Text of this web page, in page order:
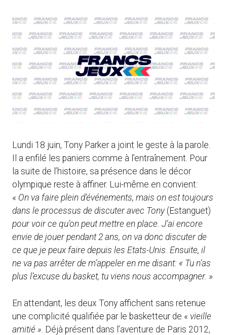
Lundi 18 juin, Tony Parker a joint le geste à la parole.
Il a enfilé les paniers comme à l’entraînement. Pour
la suite de l’histoire, sa présence dans le décor
olympique reste à affiner. Lui-même en convient:
« On va faire plein d’événements, mais on est toujours
dans le processus de discuter avec Tony(Estanguet)
pour voir ce qu’on peut mettre en place. J’ai encore
envie de jouer pendant 2 ans, on va donc discuter de
ce que je peux faire depuis les Etats-Unis. Ensuite, il
ne va pas arrêter de m’appeler en me disant: « Tu n’as
plus l’excuse du basket, tu viens nous accompagner. »
En attendant, les deux Tony affichent sans retenue
une complicité qualifiée par le basketteur de « vieille
amitié » . Déjà présent dans l’aventure de Paris 2012,